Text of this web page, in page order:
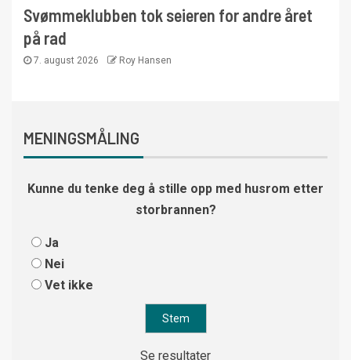
Svømmeklubben tok seieren for andre året
på rad
7. august 2026 Roy Hansen
MENINGSMÅLING
Kunne du tenke deg å stille opp med husrom etter
storbrannen?
Ja
Nei
Vet ikke
Se resultater